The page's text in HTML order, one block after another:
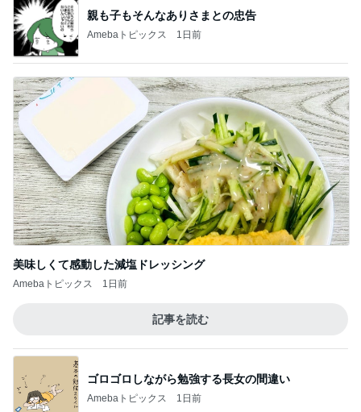
親も子もそんなありさまとの忠告
Amebaトピックス 1日前
美味しくて感動した減塩ドレッシング
Amebaトピックス 1日前
記事を読む
ゴロゴロしながら勉強する長女の間違い
Amebaトピックス 1日前